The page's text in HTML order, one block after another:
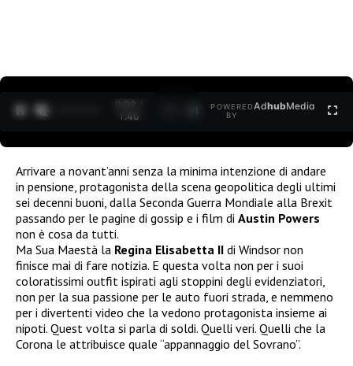
0:09 /
1:40
POWERED
BY
AdhubMedia
Arrivare a novant’anni senza la minima intenzione di andare
in pensione, protagonista della scena geopolitica degli ultimi
sei decenni buoni, dalla Seconda Guerra Mondiale alla Brexit
passando per le pagine di gossip e i film di Austin Powers
non è cosa da tutti.
Ma Sua Maestà la Regina Elisabetta II di Windsor non
finisce mai di fare notizia. E questa volta non per i suoi
coloratissimi outfit ispirati agli stoppini degli evidenziatori,
non per la sua passione per le auto fuori strada, e nemmeno
per i divertenti video che la vedono protagonista insieme ai
nipoti. Quest volta si parla di soldi. Quelli veri. Quelli che la
Corona le attribuisce quale “appannaggio del Sovrano”.